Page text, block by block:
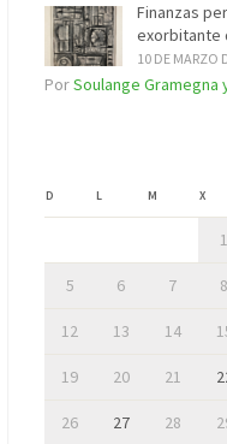
Finanzas
exorbitante
10 DE MARZO
PorSoulange Gramegna
D L M X
1
5 6 7 8
12 13 14
19 20 21
26 27 28